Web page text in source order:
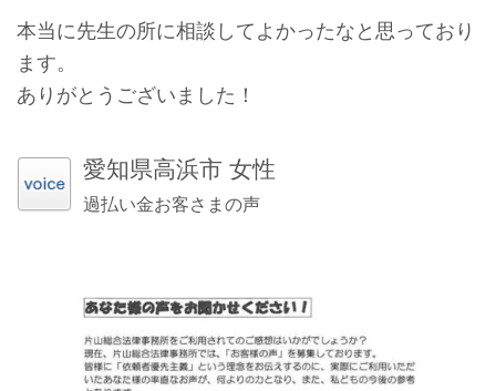
本当に先生の所に相談してよかったなと思っており
ます。
ありがとうございました！
愛知県高浜市 女性
過払い金お客さまの声